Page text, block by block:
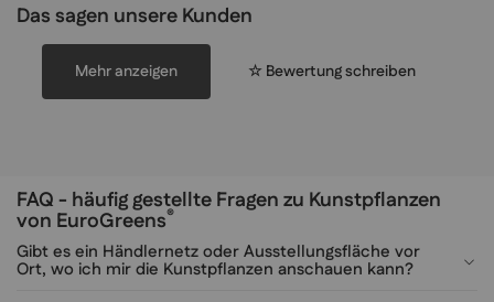
Das sagen unsere Kunden
Mehr anzeigen ☆ Bewertung schreiben
FAQ - häufig gestellte Fragen zu Kunstpflanzen
von EuroGreens®
Gibt es ein Händlernetz oder Ausstellungsfläche vor
Ort, wo ich mir die Kunstpflanzen anschauen kann?